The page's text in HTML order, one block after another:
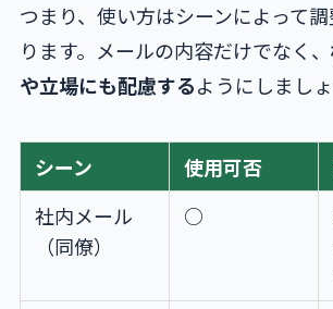
つまり、使い方はシーンによって
ります。メールの内容だけでなく、
や立場にも配慮するようにしましょ
シーン 使用可否
社内メール
（同僚）
○